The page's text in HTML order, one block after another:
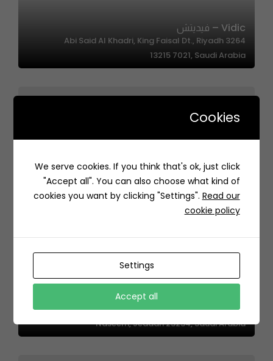
Vidic – فيديتش
3264 Abi Said Al Khadri, King Faisal Dt., Riyadh
13215 7021, Saudi Arabia
Java Time | جافا تايم
RM88+V7 الياسمين، الرياض السعودية
7114 شارع أبي ذر الغفاري، حي النسيم، جدة 23234 4236،، An
Naseem, Jeddah 23234, Saudi Arabia
Cookies
We serve cookies. If you think that's ok, just click
"Accept all". You can also choose what kind of
cookies you want by clicking "Settings". Read our
cookie policy
Settings
Accept all